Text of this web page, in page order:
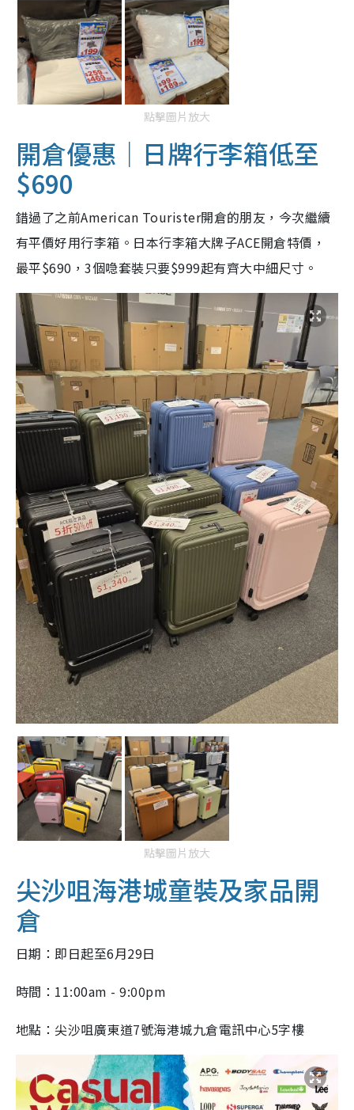
點擊圖片放大
開倉優惠｜日牌行李箱低至
$690
錯過了之前American Tourister開倉的朋友，今次繼續
有平價好用行李箱。日本行李箱大牌子ACE開倉特價，
最平$690，3個喼套裝只要$999起有齊大中細尺寸。
點擊圖片放大
尖沙咀海港城童裝及家品開
倉
日期：即日起至6月29日
時間：11:00am - 9:00pm
地點：尖沙咀廣東道7號海港城九倉電訊中心5字樓